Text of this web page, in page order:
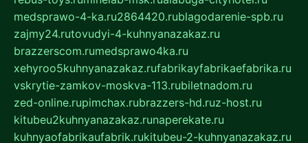
medsprawo-4-ka.ru2864420.rublagodarenie-spb.ru
zajmy24.rutovudyi-4-kuhnyanazakaz.ru
brazzerscom.rumedsprawo4ka.ru
xehyroo5kuhnyanazakaz.rufabrikayfabrikaefabrika.ru
vskrytie-zamkov-moskva-113.rubiletnadom.ru
zed-online.rupimchax.rubrazzers-hd.ruz-host.ru
kitubeu2kuhnyanazakaz.runaperekate.ru
kuhnyaofabrikaufabrik.rukitubeu-2-kuhnyanazakaz.ru